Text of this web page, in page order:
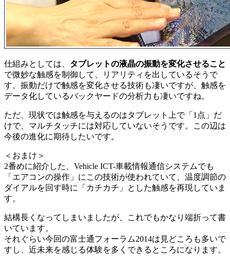
仕組みとしては、 タブレットの液晶の振動を変化させること
で微妙な触感を制御して、リアリティを出しているそうで
す。振動だけで触感を変化させる技術も凄いですが、触感を
データ化しているバックヤードの分析力も凄いですね。
ただ、現状では触感を与えるのはタブレット上で「1点」だ
けで、マルチタッチには対応していないそうです。この辺は
今後の進化に期待したいです。
＜おまけ＞
2番めに紹介した、Vehicle ICT-車載情報通信システムでも
「エアコンの操作」にこの技術が使われていて、温度調節の
ダイアルを回す時に「カチカチ」とした触感を再現していま
す。
結構長くなってしまいましたが、これでもかなり端折って書
いています。
それぐらい今回の富士通フォーラム2014は見どころも多いで
すし、近未来を感じる体験を多くできるところになります。